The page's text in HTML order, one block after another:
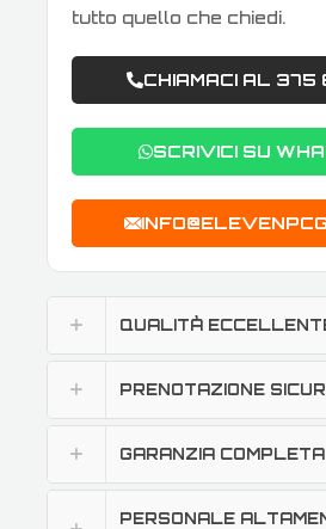
tutto quello che chiedi.
CHIAMACI AL 375
SCRIVICI SU
QUALITÀ
PRENOTAZIONE
GARANZIA COMPLETA
PERSONALE